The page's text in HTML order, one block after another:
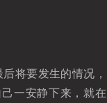
将要发生的情况，
一安静下来，就在